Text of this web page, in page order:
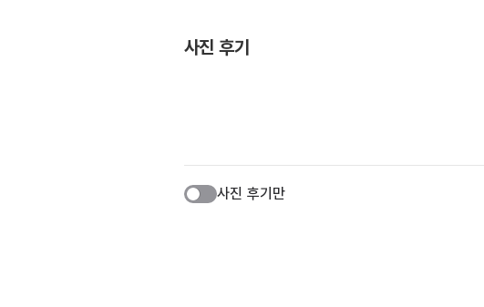
사진 후기
사진 후기만